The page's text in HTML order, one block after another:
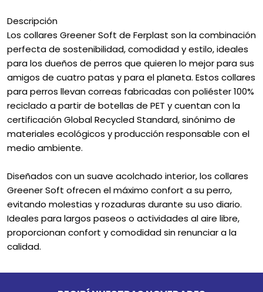
Descripción
Los collares Greener Soft de Ferplast son la combinación
perfecta de sostenibilidad, comodidad y estilo, ideales
para los dueños de perros que quieren lo mejor para sus
amigos de cuatro patas y para el planeta. Estos collares
para perros llevan correas fabricadas con poliéster 100%
reciclado a partir de botellas de PET y cuentan con la
certificación Global Recycled Standard, sinónimo de
materiales ecológicos y producción responsable con el
medio ambiente.
Diseñados con un suave acolchado interior, los collares
Greener Soft ofrecen el máximo confort a su perro,
evitando molestias y rozaduras durante su uso diario.
Ideales para largos paseos o actividades al aire libre,
proporcionan confort y comodidad sin renunciar a la
calidad.